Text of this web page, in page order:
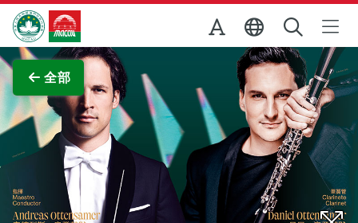
跳至主内容
澳門特別行政區政府旅遊局
全部